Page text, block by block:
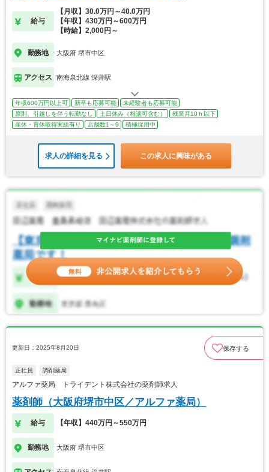
給与
【月収】30.0万円～40.0万円
【年収】430万円～600万円
【時給】2,000円～
勤務地 大阪府 堺市中区
アクセス 南海泉北線 深井駅
年収600万円以上可 新卒も応募可能
未経験者も応募可能
原則、引越しを伴う転勤なし
土日休み（相談可含む）
残業月10ｈ以下
産休・育休取得実績有り
店舗数1～9 積極採用中
求人の詳細を見る この求人に興味がある
更新日：2025年8月20日 保存する
正社員 調剤薬局
アルファ薬局 トライデント株式会社の薬剤師求人
薬剤師（大阪府堺市中区／アルファ薬局）
給与 【年収】440万円～550万円
勤務地 大阪府 堺市中区